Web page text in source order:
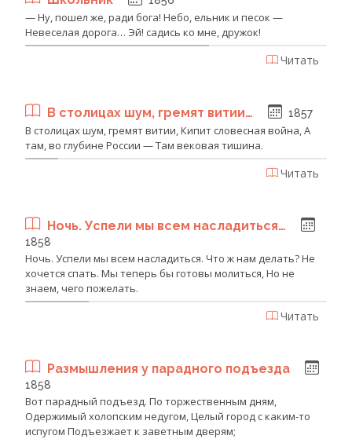
— Ну, пошел же, ради бога! Небо, ельник и песок —
Невеселая дорога… Эй! садись ко мне, дружок!
Читать
В столицах шум, гремят витии… 1857
В столицах шум, гремят витии, Кипит словесная война, А
там, во глубине России — Там вековая тишина.
Читать
Ночь. Успели мы всем насладиться…
1858
Ночь. Успели мы всем насладиться. Что ж нам делать? Не
хочется спать. Мы теперь бы готовы молиться, Но не
знаем, чего пожелать.
Читать
Размышления у парадного подъезда
1858
Вот парадный подъезд. По торжественным дням,
Одержимый холопским недугом, Целый город с каким-то
испугом Подъезжает к заветным дверям;